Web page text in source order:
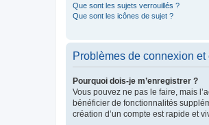
Que sont les sujets verrouillés ?
Que sont les icônes de sujet ?
Problèmes de connexion et
Pourquoi dois-je m’enregistrer ?
Vous pouvez ne pas le faire, mais
bénéficier de fonctionnalités
création d’un compte est rapide et